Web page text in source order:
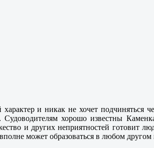
и никак не хочет подчиняться
хорошо известны
и других неприятностей готовит
может образоваться в любом